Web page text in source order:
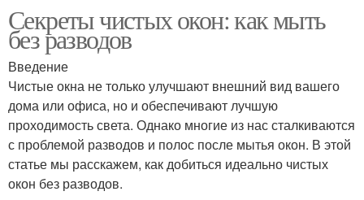
Секреты чистых окон: как мыть
без разводов
Введение
Чистые окна не только улучшают внешний вид вашего
дома или офиса, но и обеспечивают лучшую
проходимость света. Однако многие из нас сталкиваются
с проблемой разводов и полос после мытья окон. В этой
статье мы расскажем, как добиться идеально чистых
окон без разводов.